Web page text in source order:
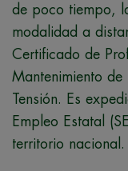
de poco tiempo,
modalidad a
Certificado de
Mantenimiento de
Tensión. Es
Empleo Estatal
territorio nacional.